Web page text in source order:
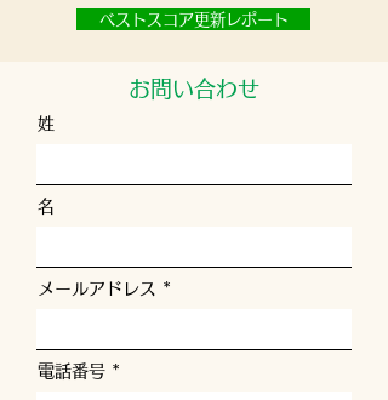
ベストスコア更新レポート
お問い合わせ
姓
名
メールアドレス
電話番号